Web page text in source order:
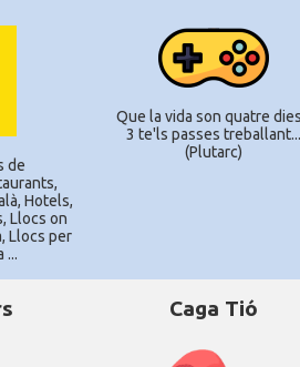
de
Hotels,
Llocs on
Llocs per
...
Que la vida son quatre
3 te'ls passes treballant...
(Plutarc)
Caga Tió